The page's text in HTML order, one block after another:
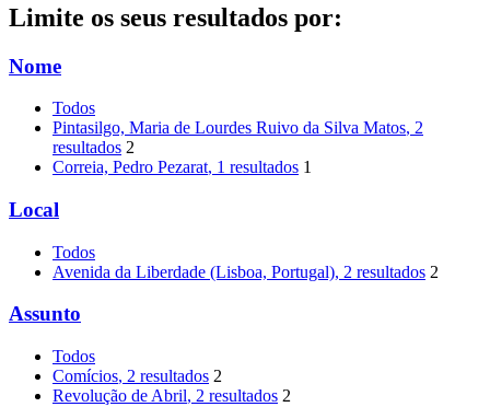
Limite os seus resultados por:
Nome
Todos
Pintasilgo, Maria de Lourdes Ruivo da Silva Matos, 2
resultados 2
Correia, Pedro Pezarat, 1 resultados 1
Local
Todos
Avenida da Liberdade (Lisboa, Portugal), 2 resultados 2
Assunto
Todos
Comícios, 2 resultados 2
Revolução de Abril, 2 resultados 2